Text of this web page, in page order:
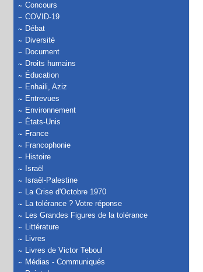
Concours
COVID-19
Débat
Diversité
Document
Droits humains
Éducation
Enhaili, Aziz
Entrevues
Environnement
États-Unis
France
Francophonie
Histoire
Israël
Israël-Palestine
La Crise d'Octobre 1970
La tolérance ? Votre réponse
Les Grandes Figures de la tolérance
Littérature
Livres
Livres de Victor Teboul
Médias - Communiqués